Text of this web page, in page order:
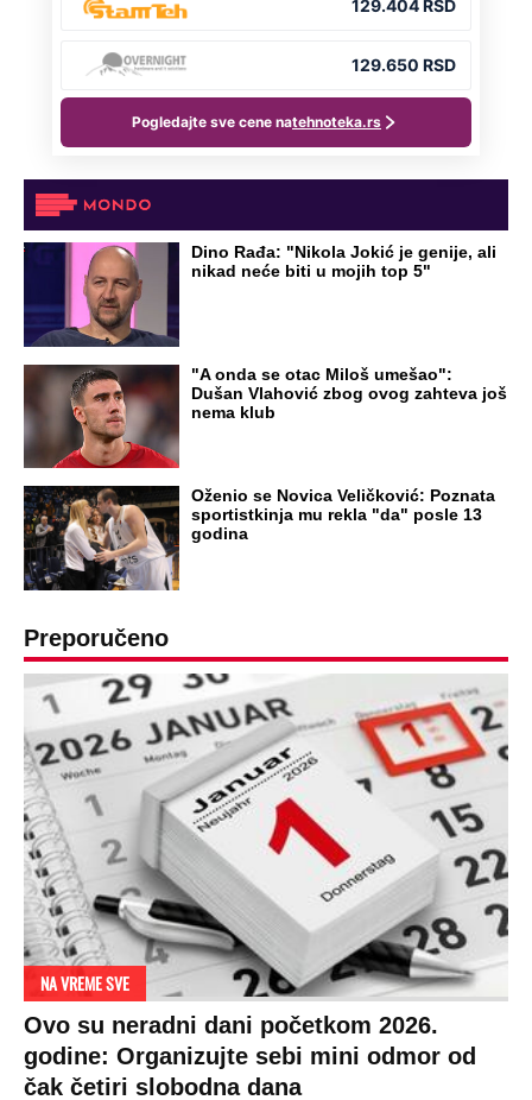
Dino Rađa: "Nikola Jokić je genije, ali
nikad neće biti u mojih top 5"
"A onda se otac Miloš umešao":
Dušan Vlahović zbog ovog zahteva još
nema klub
Oženio se Novica Veličković: Poznata
sportistkinja mu rekla "da" posle 13
godina
Preporučeno
NA VREME SVE
Ovo su neradni dani početkom 2026.
godine: Organizujte sebi mini odmor od
čak četiri slobodna dana